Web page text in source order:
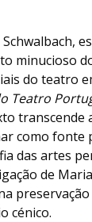
minucioso
do teatro
Teatro
transcende
como fonte
das artes
de
cénico.